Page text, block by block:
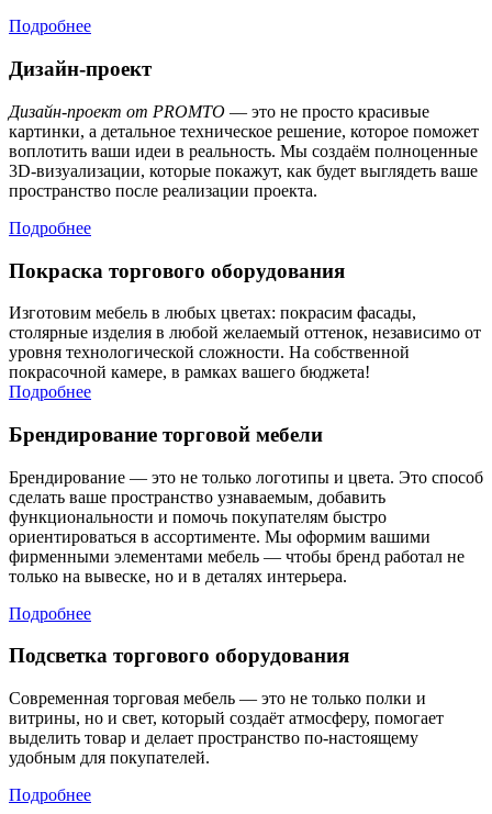
Подробнее
Дизайн-проект
Дизайн-проект от PROMTO — это не просто красивые
картинки, а детальное техническое решение, которое поможет
воплотить ваши идеи в реальность. Мы создаём полноценные
3D-визуализации, которые покажут, как будет выглядеть ваше
пространство после реализации проекта.
Подробнее
Покраска торгового оборудования
Изготовим мебель в любых цветах: покрасим фасады,
столярные изделия в любой желаемый оттенок, независимо от
уровня технологической сложности. На собственной
покрасочной камере, в рамках вашего бюджета!
Подробнее
Брендирование торговой мебели
Брендирование — это не только логотипы и цвета. Это способ
сделать ваше пространство узнаваемым, добавить
функциональности и помочь покупателям быстро
ориентироваться в ассортименте. Мы оформим вашими
фирменными элементами мебель — чтобы бренд работал не
только на вывеске, но и в деталях интерьера.
Подробнее
Подсветка торгового оборудования
Современная торговая мебель — это не только полки и
витрины, но и свет, который создаёт атмосферу, помогает
выделить товар и делает пространство по-настоящему
удобным для покупателей.
Подробнее